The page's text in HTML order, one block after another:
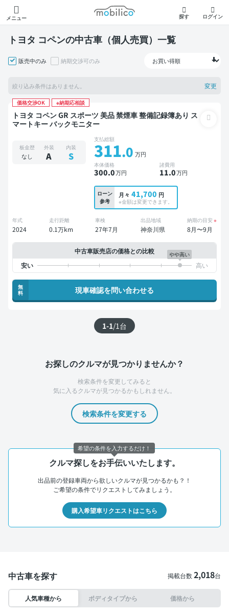
メニュー
モビリコ
探す ログイン
トヨタ コペンの中古車（個人売買）一覧
販売中のみ 納期交渉可のみ
絞り込み条件はありません。 変更
価格交渉OK ※納期応相談
トヨタ コペン GR スポーツ 美品 禁煙車 整備記録簿あり ス
マートキー バックモニター
板金歴
なし
外装
A
内装
S
支払総額
311.0 万円
本体価格
300.0万円
諸費用
11.0万円
ローン
参考
月々 41,700 円
※金額は変更できます。
年式
2024
走行距離
0.1万km
車検
27年7月
出品地域
神奈川県
納期の目安 ※
8月〜9月
中古車販売店の価格との比較 やや高い
無
料
現車確認を問い合わせる
1-1/1台
お探しのクルマが見つかりませんか？
検索条件を変更してみると
気に入るクルマが見つかるかもしれません。
検索条件を変更する
クルマ探しをお手伝いいたします。
出品前の登録車両から欲しいクルマが見つかるかも？！
ご希望の条件でリクエストしてみましょう。
購入希望車リクエストはこちら
中古車を探す 掲載台数2,018台
人気車種から ボディタイプから 価格から
希望の条件を入力するだけ！